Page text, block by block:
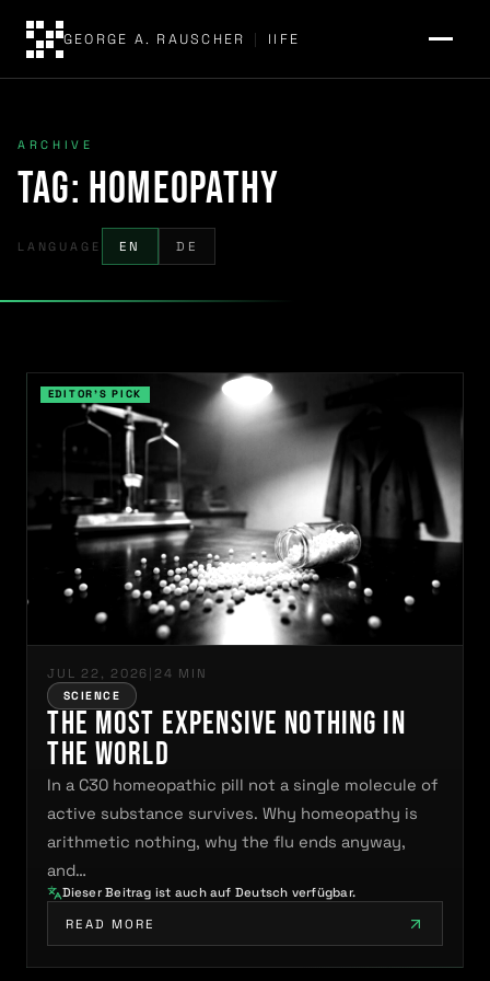
GEORGE A. RAUSCHER | IIFE
ARCHIVE
Tag: homeopathy
LANGUAGE EN DE
JUL 22, 2026 | 24 MIN
SCIENCE
The Most Expensive Nothing in
the World
In a C30 homeopathic pill not a single molecule of
active substance survives. Why homeopathy is
arithmetic nothing, why the flu ends anyway,
and…
Dieser Beitrag ist auch auf Deutsch verfügbar.
READ MORE